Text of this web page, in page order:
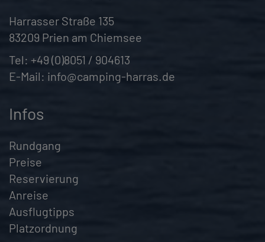
Harrasser Straße 135
83209 Prien am Chiemsee
Tel: +49 (0)8051 / 904613
E-Mail: info@camping-harras.de
Infos
Rundgang
Preise
Reservierung
Anreise
Ausflugtipps
Platzordnung